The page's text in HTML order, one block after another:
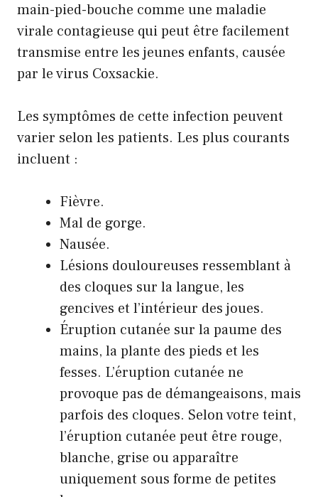
main-pied-bouche comme une maladie
virale contagieuse qui peut être facilement
transmise entre les jeunes enfants, causée
par le virus Coxsackie.
Les symptômes de cette infection peuvent
varier selon les patients. Les plus courants
incluent :
Fièvre.
Mal de gorge.
Nausée.
Lésions douloureuses ressemblant à
des cloques sur la langue, les
gencives et l’intérieur des joues.
Éruption cutanée sur la paume des
mains, la plante des pieds et les
fesses. L’éruption cutanée ne
provoque pas de démangeaisons, mais
parfois des cloques. Selon votre teint,
l’éruption cutanée peut être rouge,
blanche, grise ou apparaître
uniquement sous forme de petites